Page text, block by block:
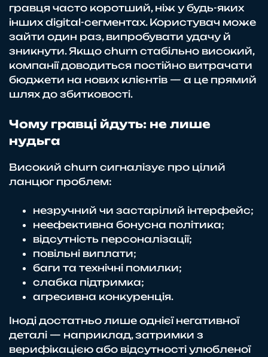
гравця часто коротший, ніж у будь-яких
інших digital-сегментах. Користувач може
зайти один раз, випробувати удачу й
зникнути. Якщо churn стабільно високий,
компанії доводиться постійно витрачати
бюджети на нових клієнтів — а це прямий
шлях до збитковості.
Чому гравці йдуть: не лише
нудьга
Високий churn сигналізує про цілий
ланцюг проблем:
незручний чи застарілий інтерфейс;
неефективна бонусна політика;
відсутність персоналізації;
повільні виплати;
баги та технічні помилки;
слабка підтримка;
агресивна конкуренція.
Іноді достатньо лише однієї негативної
деталі — наприклад, затримки з
верифікацією або відсутності улюбленої